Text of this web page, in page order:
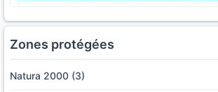
Zones protégées
Natura 2000 (3)